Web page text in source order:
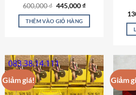
Được xếp
hạng5.00
5 sao
600,000₫ Giá
là:
600,000 ₫.
445,000₫Giá
tại
THÊM VÀO GIỎ HÀNG
Giảm giá! Giảm